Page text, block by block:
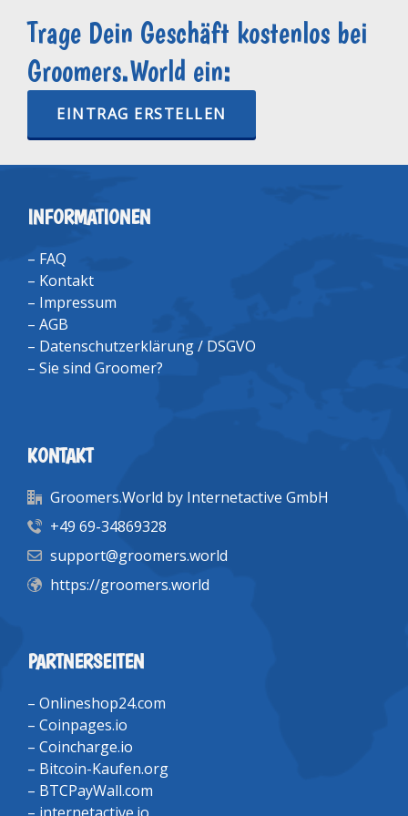
Trage Dein Geschäft kostenlos bei
Groomers.World ein:
EINTRAG ERSTELLEN
INFORMATIONEN
– FAQ
– Kontakt
– Impressum
– AGB
– Datenschutzerklärung / DSGVO
– Sie sind Groomer?
KONTAKT
Groomers.World by Internetactive GmbH
+49 69-34869328
support@groomers.world
https://groomers.world
PARTNERSEITEN
– Onlineshop24.com
– Coinpages.io
– Coincharge.io
– Bitcoin-Kaufen.org
– BTCPayWall.com